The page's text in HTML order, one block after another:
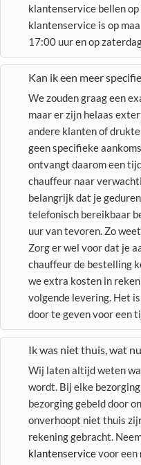
klantenservice bellen
klantenservice is op
17:00 uur en op
Kan ik een meer
We zouden graag een
maar er zijn helaas
andere klanten of
geen specifieke
ontvangt daarom een
chauffeur naar
belangrijk dat je
telefonisch bereikbaar
uur van tevoren. Zo
Zorg er wel voor dat je
chauffeur de bestelling
we extra kosten in
volgende levering. Het
door te geven voor een
Ik was niet thuis, wat
Wij laten altijd weten
wordt. Bij elke
bezorging gebeld door
onverhoopt niet thuis
rekening gebracht.
klantenservicevoor een